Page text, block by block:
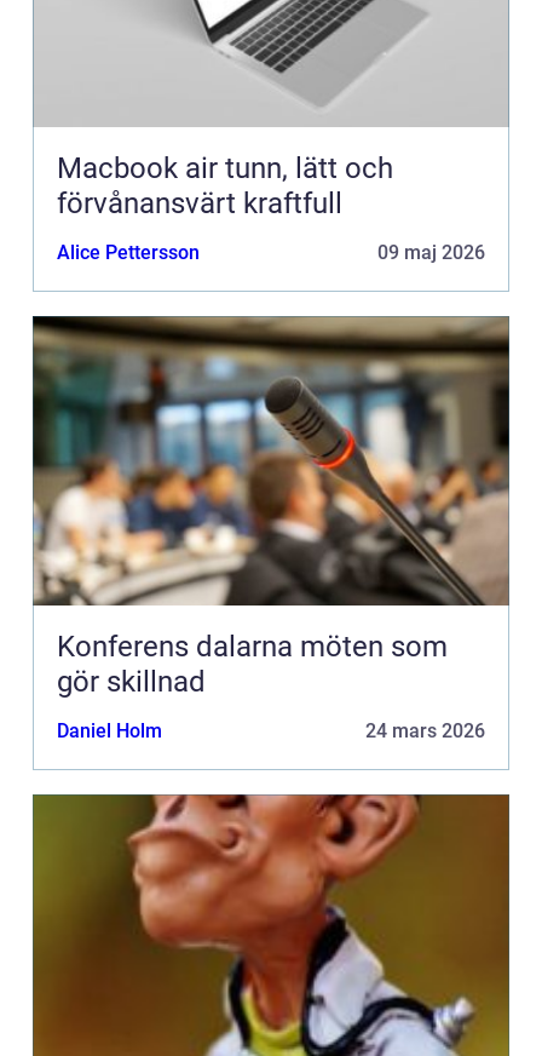
Macbook air tunn, lätt och
förvånansvärt kraftfull
Alice Pettersson 09 maj 2026
Konferens dalarna möten som
gör skillnad
Daniel Holm 24 mars 2026